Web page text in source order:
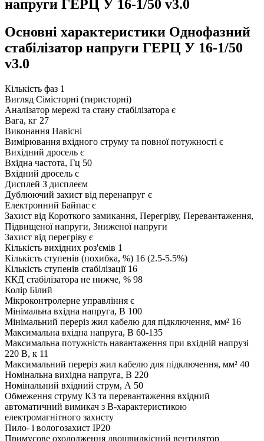
напруги ГЕРЦ У 16-1/50 v3.0
Основні характеристики Однофазний
стабілізатор напруги ГЕРЦ У 16-1/50
v3.0
Кількість фаз 1
Вигляд Сімісторні (тиристорні)
Аналізатор мережі та стану стабілізатора є
Вага, кг 27
Виконання Навісні
Вимірювання вхідного струму та повної потужності є
Вихідний дросель є
Вхідна частота, Гц 50
Вхідний дросель є
Дисплей З дисплеєм
Дублюючий захист від перенапруг є
Електронний Байпас є
Захист від Короткого замикання, Перегріву, Перевантаження,
Підвищеної напруги, Зниженої напруги
Захист від перегріву є
Кількість вихідних роз'ємів 1
Кількість ступенів (похибка, %) 16 (2.5-5.5%)
Кількість ступенів стабілізації 16
ККД стабілізатора не нижче, % 98
Колір Білий
Мікроконтролерне управління є
Мінімальна вхідна напруга, В 100
Мінімальний переріз жил кабелю для підключення, мм² 16
Максимальна вхідна напруга, В 60-135
Максимальна потужність навантаження при вхідній напрузі
220 В, к 11
Максимальний переріз жил кабелю для підключення, мм² 40
Номінальна вихідна напруга, В 220
Номінальний вхідний струм, А 50
Обмеження струму КЗ та перевантаження вхідний
автоматичний вимикач з B-характеристикою
електромагнітного захисту
Пило- і вологозахист IP20
Примусове охолодження двошвидкісний вентилятор